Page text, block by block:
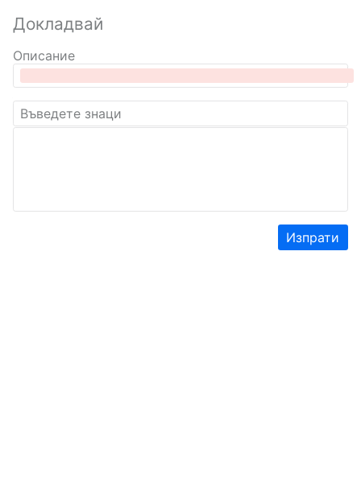
Докладвай
Описание
Изпрати